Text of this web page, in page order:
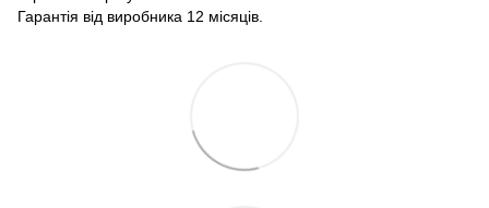
Гарантія від виробника 12 місяців.